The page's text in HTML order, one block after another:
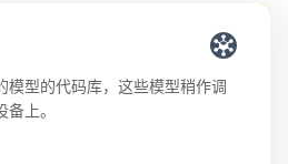
模型的代码库，这些模型稍作调
上。